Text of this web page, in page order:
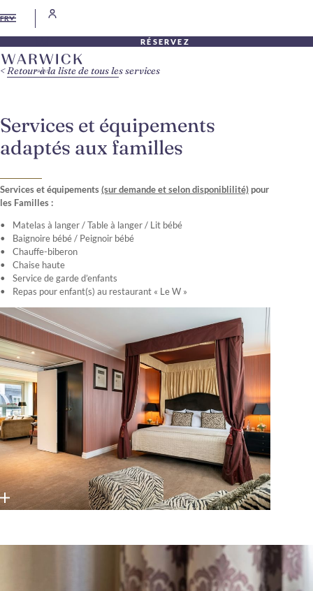
FR
RÉSERVEZ
Services et équipements
adaptés aux familles
Services et équipements(sur demande et selon disponiblilité) pour
les Familles :
Matelas à langer / Table à langer / Lit bébé
Baignoire bébé / Peignoir bébé
Chauffe-biberon
Chaise haute
Service de garde d’enfants
Repas pour enfant(s) au restaurant « Le W »
Retour à la liste de tous les services